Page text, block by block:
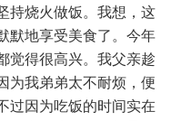
持烧火做饭。我想，这
默地享受美食了。今年
觉得很高兴。我父亲趁
为我弟弟太不耐烦，便
过因为吃饭的时间实在